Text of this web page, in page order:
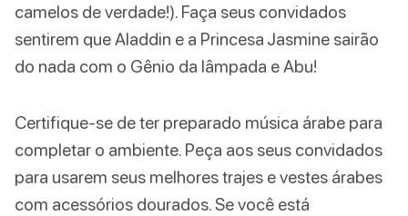
camelos de verdade!). Faça seus convidados
sentirem que Aladdin e a Princesa Jasmine sairão
do nada com o Gênio da lâmpada e Abu!
Certifique-se de ter preparado música árabe para
completar o ambiente. Peça aos seus convidados
para usarem seus melhores trajes e vestes árabes
com acessórios dourados. Se você está